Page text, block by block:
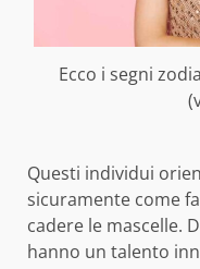
Ecco i segni
Questi individui
sicuramente come
cadere le mascelle.
hanno un talento